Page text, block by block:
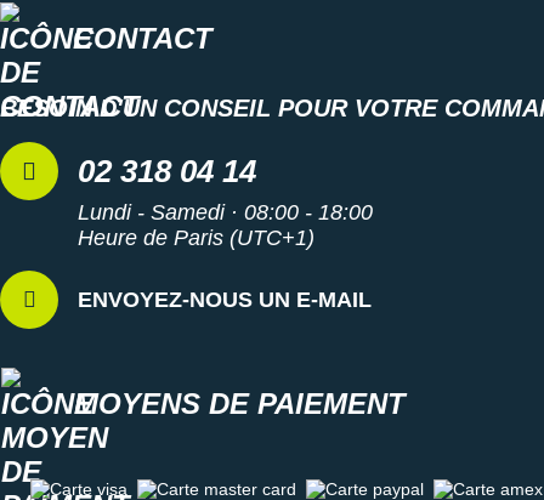
Poids constaté chez i-Run : 274 g en taille 42
Les autres produits
CONTACT
BESOIN D'UN CONSEIL POUR VOTRE
02 318 04 14
Lundi - Samedi · 08:00 - 18:00
Heure de Paris (UTC+1)
ENVOYEZ-NOUS UN E-MAIL
MOYENS DE PAIEMENT
Carte visa Carte master card Carte paypal Carte amex